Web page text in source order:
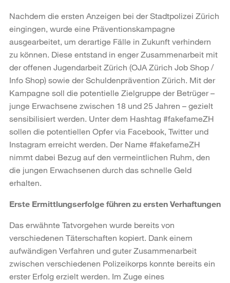
Nachdem die ersten Anzeigen bei der Stadtpolizei Zürich
eingingen, wurde eine Präventionskampagne
ausgearbeitet, um derartige Fälle in Zukunft verhindern
zu können. Diese entstand in enger Zusammenarbeit mit
der offenen Jugendarbeit Zürich (OJA Zürich Job Shop /
Info Shop) sowie der Schuldenprävention Zürich. Mit der
Kampagne soll die potentielle Zielgruppe der Betrüger –
junge Erwachsene zwischen 18 und 25 Jahren – gezielt
sensibilisiert werden. Unter dem Hashtag #fakefameZH
sollen die potentiellen Opfer via Facebook, Twitter und
Instagram erreicht werden. Der Name #fakefameZH
nimmt dabei Bezug auf den vermeintlichen Ruhm, den
die jungen Erwachsenen durch das schnelle Geld
erhalten.
Erste Ermittlungserfolge führen zu ersten Verhaftungen
Das erwähnte Tatvorgehen wurde bereits von
verschiedenen Täterschaften kopiert. Dank einem
aufwändigen Verfahren und guter Zusammenarbeit
zwischen verschiedenen Polizeikorps konnte bereits ein
erster Erfolg erzielt werden. Im Zuge eines